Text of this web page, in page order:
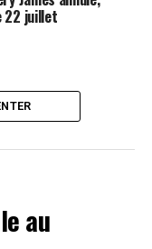
22 juillet
au